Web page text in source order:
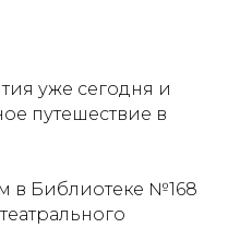
уже сегодня и
путешествие в
в Библиотеке №168